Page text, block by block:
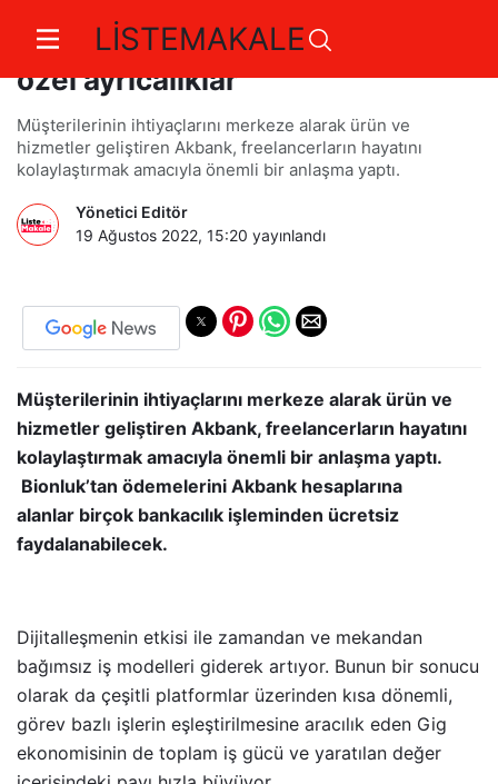
LİSTEMAKALE
Akbank’tan işi dijitalde olanlara
özel ayrıcalıklar
Müşterilerinin ihtiyaçlarını merkeze alarak ürün ve
hizmetler geliştiren Akbank, freelancerların hayatını
kolaylaştırmak amacıyla önemli bir anlaşma yaptı.
Yönetici Editör
19 Ağustos 2022, 15:20 yayınlandı
Müşterilerinin ihtiyaçlarını merkeze alarak ürün ve
hizmetler geliştiren Akbank, freelancerların hayatını
kolaylaştırmak amacıyla önemli bir anlaşma yaptı.
Bionluk’tan ödemelerini Akbank hesaplarına
alanlar birçok bankacılık işleminden ücretsiz
faydalanabilecek.
Dijitalleşmenin etkisi ile zamandan ve mekandan
bağımsız iş modelleri giderek artıyor. Bunun bir sonucu
olarak da çeşitli platformlar üzerinden kısa dönemli,
görev bazlı işlerin eşleştirilmesine aracılık eden Gig
ekonomisinin de toplam iş gücü ve yaratılan değer